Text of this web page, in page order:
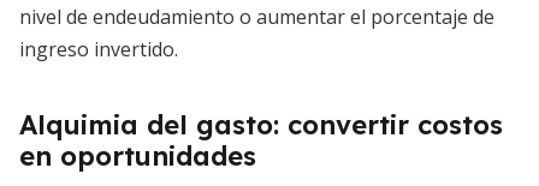
nivel de endeudamiento o aumentar el porcentaje de
ingreso invertido.
Alquimia del gasto: convertir costos
en oportunidades